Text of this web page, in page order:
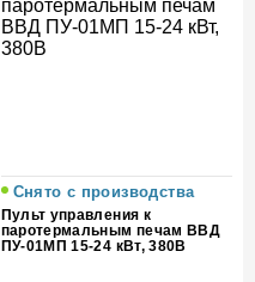
Снято с производства
Пульт управления к
паротермальным печам ВВД
ПУ-01МП 15-24 кВт, 380В